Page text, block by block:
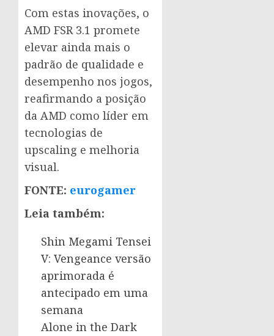
Com estas inovações, o
AMD FSR 3.1 promete
elevar ainda mais o
padrão de qualidade e
desempenho nos jogos,
reafirmando a posição
da AMD como líder em
tecnologias de
upscaling e melhoria
visual.
FONTE: eurogamer
Leia também:
Shin Megami Tensei
V: Vengeance versão
aprimorada é
antecipado em uma
semana
Alone in the Dark